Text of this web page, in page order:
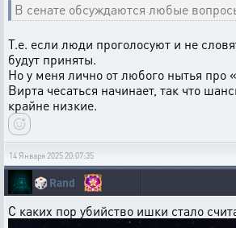
В сенате обсуждаются любые
Т.е. если люди проголосуют и не
будут приняты.
Но у меня лично от любого нытья про
Вирта чесаться начинает, так что
крайне низкие.
14 Января 2025 20:07:35
🎲 Rand
С каких пор убийство ишки стало